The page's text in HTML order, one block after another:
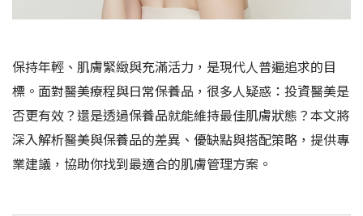
保持年輕、肌膚緊緻與充滿活力，是現代人普遍追求的目
標。面對醫美療程與日常保養品，很多人疑惑：投資醫美是
否更有效？還是透過保養品就能維持最佳肌膚狀態？本文將
深入解析醫美與保養品的差異、優缺點與搭配策略，提供專
業建議，協助你找到最適合的肌膚管理方案。